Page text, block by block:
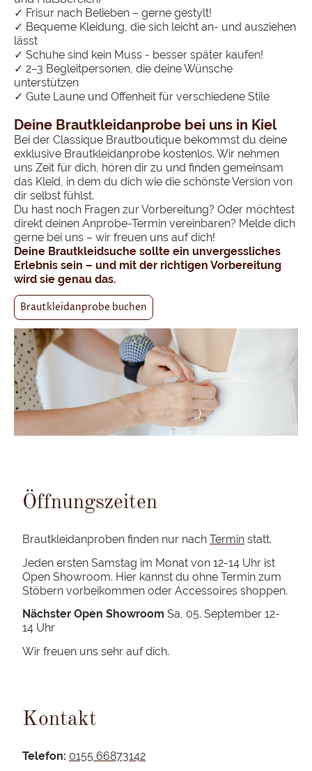
✓ Frisur nach Belieben – gerne gestylt!
✓ Bequeme Kleidung, die sich leicht an- und ausziehen
lässt
✓ Schuhe sind kein Muss - besser später kaufen!
✓ 2–3 Begleitpersonen, die deine Wünsche
unterstützen
✓ Gute Laune und Offenheit für verschiedene Stile
Deine Brautkleidanprobe bei uns in Kiel
Bei der Classique Brautboutique bekommst du deine
exklusive Brautkleidanprobe kostenlos. Wir nehmen
uns Zeit für dich, hören dir zu und finden gemeinsam
das Kleid, in dem du dich wie die schönste Version von
dir selbst fühlst.
Du hast noch Fragen zur Vorbereitung? Oder möchtest
direkt deinen Anprobe-Termin vereinbaren? Melde dich
gerne bei uns – wir freuen uns auf dich!
Deine Brautkleidsuche sollte ein unvergessliches
Erlebnis sein – und mit der richtigen Vorbereitung
wird sie genau das.
Brautkleidanprobe buchen
Öffnungszeiten
Brautkleidanproben finden nur nach Termin statt.
Jeden ersten Samstag im Monat von 12-14 Uhr ist
Open Showroom. Hier kannst du ohne Termin zum
Stöbern vorbeikommen oder Accessoires shoppen.
Nächster Open Showroom Sa, 05. September 12-
14 Uhr
Wir freuen uns sehr auf dich.
Kontakt
Telefon: 0155 66873142